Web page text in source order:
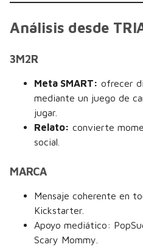
Análisis desde
3M2R
Meta SMART: ofrecer
mediante un juego de
jugar.
Relato: convierte
social.
MARCA
Mensaje coherente en
Kickstarter.
Apoyo mediático:
Scary Mommy.